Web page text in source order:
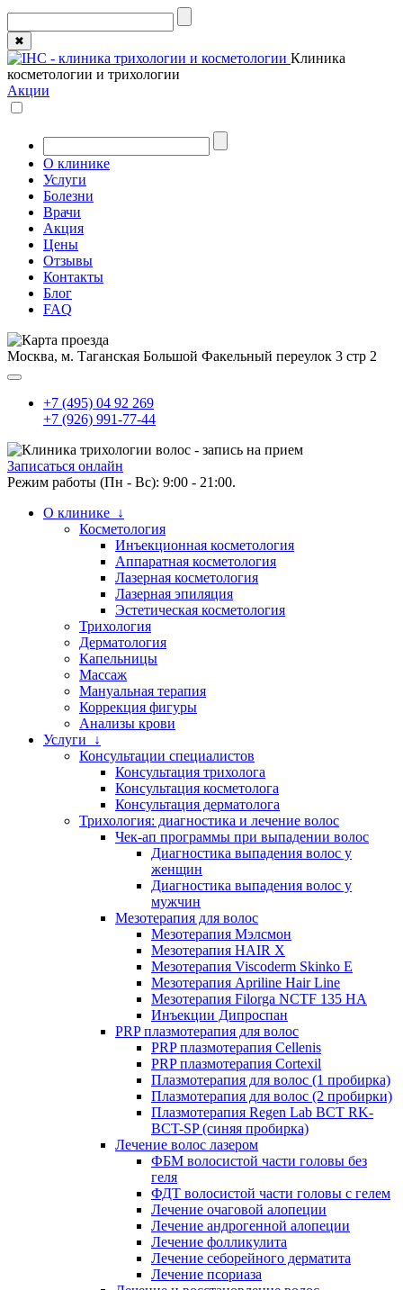
✖
Клиника
косметологии и трихологии
Акции
О клинике
Услуги
Болезни
Врачи
Акция
Цены
Отзывы
Контакты
Блог
FAQ
Москва, м. Таганская Большой Факельный переулок 3 стр 2
+7 (495) 04 92 269
+7 (926) 991-77-44
Записаться онлайн
Режим работы (Пн - Вс): 9:00 - 21:00.
О клинике ↓
Косметология
Инъекционная косметология
Аппаратная косметология
Лазерная косметология
Лазерная эпиляция
Эстетическая косметология
Трихология
Дерматология
Капельницы
Массаж
Мануальная терапия
Коррекция фигуры
Анализы крови
Услуги ↓
Консультации специалистов
Консультация трихолога
Консультация косметолога
Консультация дерматолога
Трихология: диагностика и лечение волос
Чек-ап программы при выпадении волос
Диагностика выпадения волос у
женщин
Диагностика выпадения волос у
мужчин
Мезотерапия для волос
Мезотерапия Мэлсмон
Мезотерапия HAIR X
Мезотерапия Viscoderm Skinko E
Мезотерапия Apriline Hair Line
Мезотерапия Filorga NCTF 135 HA
Инъекции Дипроспан
PRP плазмотерапия для волос
PRP плазмотерапия Cellenis
PRP плазмотерапия Cortexil
Плазмотерапия для волос (1 пробирка)
Плазмотерапия для волос (2 пробирки)
Плазмотерапия Regen Lab BCT RK-
BCT-SP (синяя пробирка)
Лечение волос лазером
ФБМ волосистой части головы без
геля
ФДТ волосистой части головы с гелем
Лечение очаговой алопеции
Лечение андрогенной алопеции
Лечение фолликулита
Лечение себорейного дерматита
Лечение псориаза